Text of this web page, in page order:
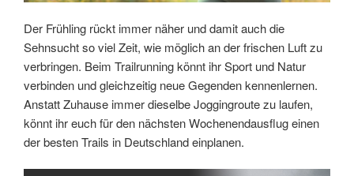
Der Frühling rückt immer näher und damit auch die
Sehnsucht so viel Zeit, wie möglich an der frischen Luft zu
verbringen. Beim Trailrunning könnt ihr Sport und Natur
verbinden und gleichzeitig neue Gegenden kennenlernen.
Anstatt Zuhause immer dieselbe Joggingroute zu laufen,
könnt ihr euch für den nächsten Wochenendausflug einen
der besten Trails in Deutschland einplanen.